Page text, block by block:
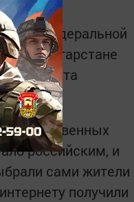
федеральной
в Татарстане
проекта
отечественных
российским, и
сами жители
получили